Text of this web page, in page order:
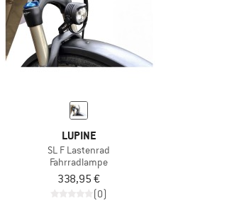
LUPINE
SL F Lastenrad
Fahrradlampe
338,95 €
(0)